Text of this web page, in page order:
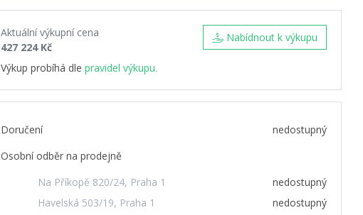
Aktuální výkupní cena
427 224 Kč
Výkup probíhá dle pravidel výkupu.
Nabídnout k výkupu
Doručení
nedostupný
Osobní odběr na prodejně
Na Příkopě 820/24, Praha 1
nedostupný
Havelská 503/19, Praha 1
nedostupný